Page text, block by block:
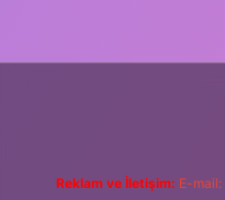
Reklam ve İletişim: E-mail: